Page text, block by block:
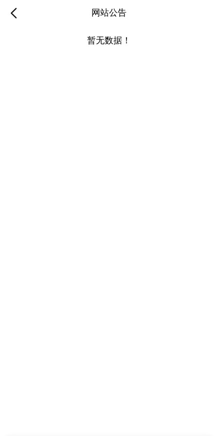
网站公告
暂无数据！